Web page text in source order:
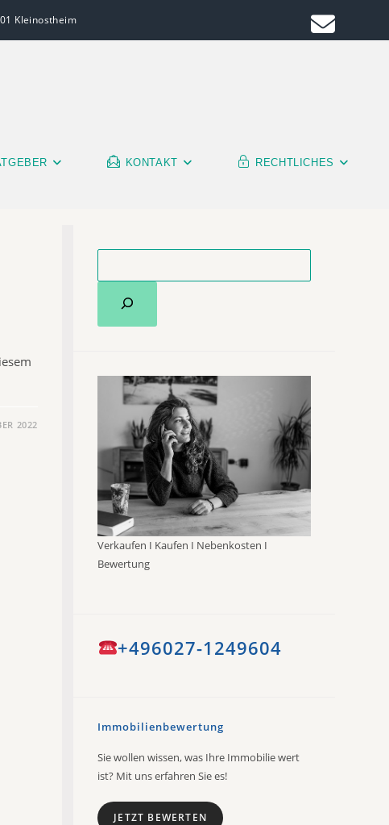
Kleinostheim
KONTAKT RECHTLICHES
2022
Verkaufen I Kaufen I Nebenkosten I
Bewertung
+496027-1249604
Immobilienbewertung
Sie wollen wissen, was Ihre Immobilie wert
ist? Mit uns erfahren Sie es!
JETZT BEWERTEN